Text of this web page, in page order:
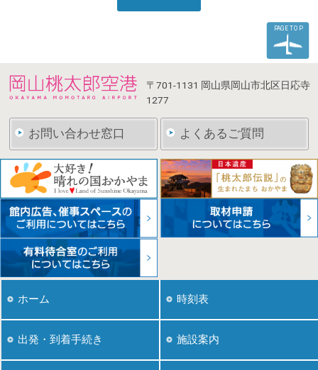
PAGE TOP
〒701-1131 岡山県岡山市北区日応寺
1277
お問い合わせ窓口 よくあるご質問
ホーム 時刻表
出発・到着手続き 施設案内